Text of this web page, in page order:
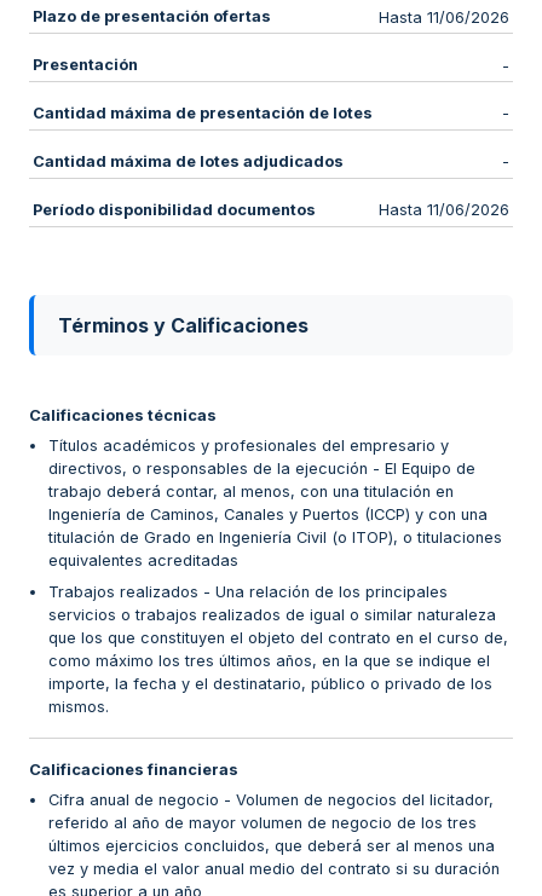
Plazo de presentación ofertas Hasta 11/06/2026
Presentación -
Cantidad máxima de presentación de lotes -
Cantidad máxima de lotes adjudicados -
Período disponibilidad documentos Hasta 11/06/2026
Términos y Calificaciones
Calificaciones técnicas
Títulos académicos y profesionales del empresario y
directivos, o responsables de la ejecución - El Equipo de
trabajo deberá contar, al menos, con una titulación en
Ingeniería de Caminos, Canales y Puertos (ICCP) y con una
titulación de Grado en Ingeniería Civil (o ITOP), o titulaciones
equivalentes acreditadas
Trabajos realizados - Una relación de los principales
servicios o trabajos realizados de igual o similar naturaleza
que los que constituyen el objeto del contrato en el curso de,
como máximo los tres últimos años, en la que se indique el
importe, la fecha y el destinatario, público o privado de los
mismos.
Calificaciones financieras
Cifra anual de negocio - Volumen de negocios del licitador,
referido al año de mayor volumen de negocio de los tres
últimos ejercicios concluidos, que deberá ser al menos una
vez y media el valor anual medio del contrato si su duración
es superior a un año